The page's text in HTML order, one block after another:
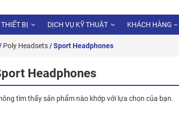
THIẾT BỊ DỊCH VỤ KỸ THUẬT KHÁCH HÀNG
Poly Headsets/ Sport Headphones
Headphones
tìm thấy sản phẩm nào khớp với lựa chọn của bạn.